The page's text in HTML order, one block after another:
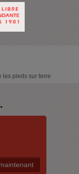
les pieds sur terre